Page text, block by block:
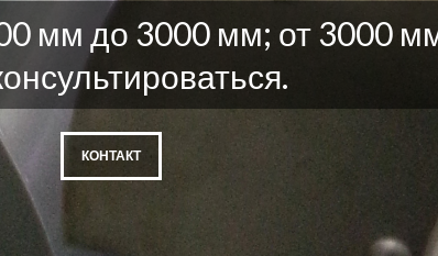
мм до 3000 мм; от 3000
КОНТАКТ